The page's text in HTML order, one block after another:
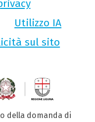
Utilizzo IA
sul sito
della domanda di